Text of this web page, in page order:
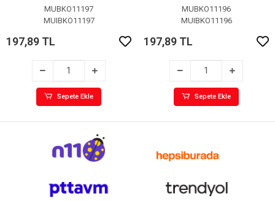
MUBKO11197
MUIBKO11197
197,89 TL
Sepete Ekle
MUBKO11196
MUIBKO11196
197,89 TL
Sepete Ekle